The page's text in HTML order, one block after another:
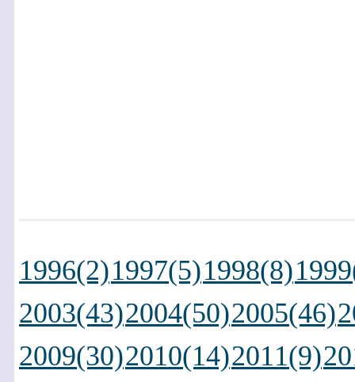
1996(2)1997(5)1998(8)
2003(43)2004(50)2005(46)
2009(30)2010(14)2011(9)